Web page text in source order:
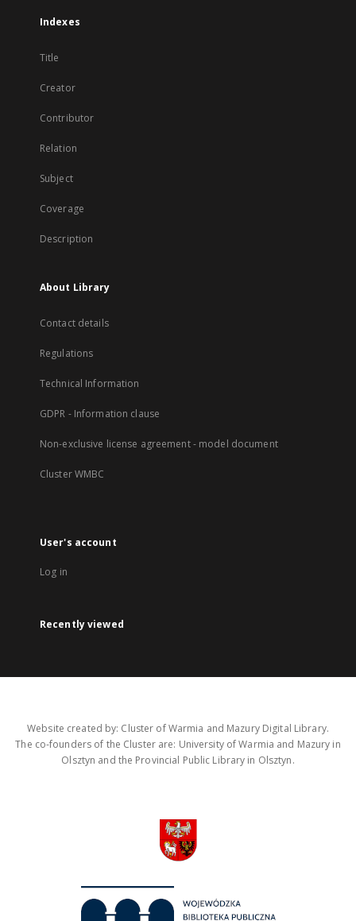
Indexes
Title
Creator
Contributor
Relation
Subject
Coverage
Description
About Library
Contact details
Regulations
Technical Information
GDPR - Information clause
Non-exclusive license agreement - model document
Cluster WMBC
User's account
Log in
Recently viewed
Website created by: Cluster of Warmia and Mazury Digital Library.
The co-founders of the Cluster are: University of Warmia and Mazury in
Olsztyn and the Provincial Public Library in Olsztyn.